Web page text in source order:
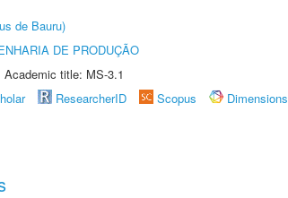
de Bauru)
DE PRODUÇÃO
title: MS-3.1
ResearcherID Scopus
Dimensions